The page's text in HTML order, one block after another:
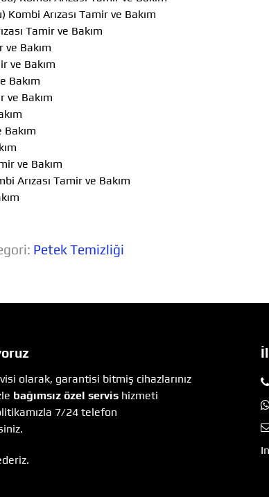
Arızası Tamir ve Bakım
Tamir ve Bakım
ve Bakım
ve Bakım
Bakım
ve Bakım
ve Bakım
Arızası Tamir ve Bakım
Petek Temizliği
olarak, garantisi bitmiş cihazlarınız
bağımsız özel servis hizmeti
7/24 telefon